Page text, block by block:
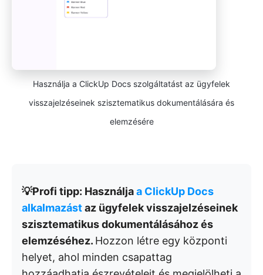
Használja a ClickUp Docs szolgáltatást az ügyfelek
visszajelzéseinek szisztematikus dokumentálására és
elemzésére
💡Profi tipp: Használjaa ClickUp Docs
alkalmazástaz ügyfelek visszajelzéseinek
szisztematikus dokumentálásához és
elemzéséhez. Hozzon létre egy központi
helyet, ahol minden csapattag